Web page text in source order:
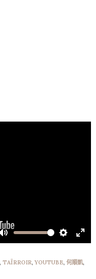
Mute Settings
, TAÏRROIR,YOUTUBE, 何順凱,